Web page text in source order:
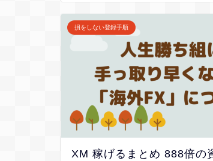
損をしない登録手順
XM 稼げるまとめ 888倍の